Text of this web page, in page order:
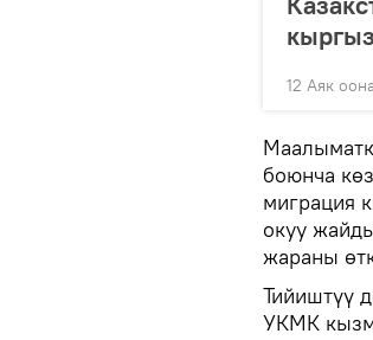
12 Аяк
боюнча
миграция
окуу
жараны
Тийиштүү
УКМК